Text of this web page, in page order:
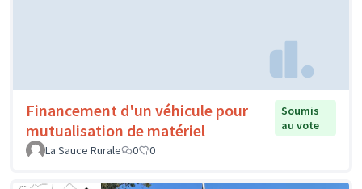
Financement d'un véhicule pour
mutualisation de matériel
Soumis
au vote
La Sauce Rurale
0 0